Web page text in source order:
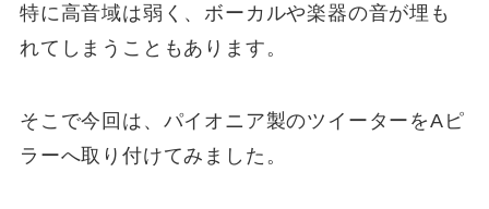
特に高音域は弱く、ボーカルや楽器の音が埋も
れてしまうこともあります。
そこで今回は、パイオニア製のツイーターをAピ
ラーへ取り付けてみました。